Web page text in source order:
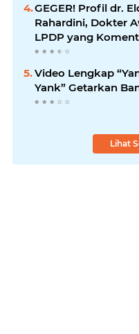
GEGER! Profil dr.
Rahardini, Dokter
LPDP yang
Pasien BPJS
Video Lengkap
Yank” Getarkan
Lihat